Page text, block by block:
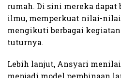
rumah. Di sini mereka dapat
ilmu, memperkuat nilai-nilai
mengikuti berbagai kegiatan
tuturnya.
Lebih lanjut, Ansyari
menjadi model pembinaan